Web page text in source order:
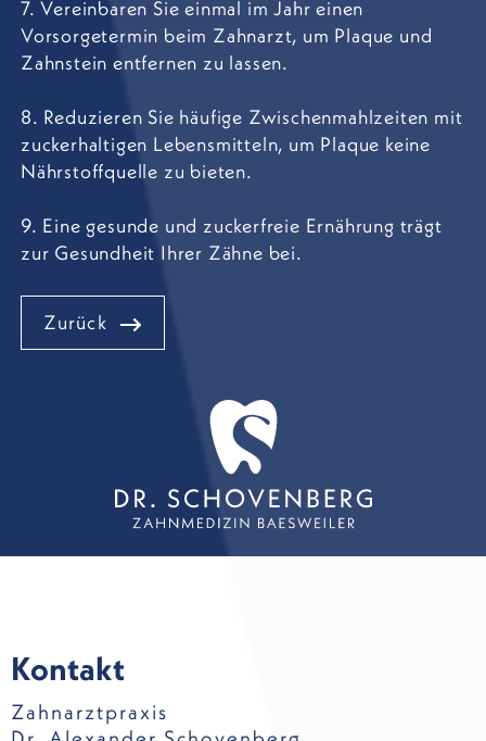
7. Vereinbaren Sie einmal im Jahr einen
Vorsorgetermin beim Zahnarzt, um Plaque und
Zahnstein entfernen zu lassen.
8. Reduzieren Sie häufige Zwischenmahlzeiten mit
zuckerhaltigen Lebensmitteln, um Plaque keine
Nährstoffquelle zu bieten.
9. Eine gesunde und zuckerfreie Ernährung trägt
zur Gesundheit Ihrer Zähne bei.
Zurück
Kontakt
Zahnarztpraxis